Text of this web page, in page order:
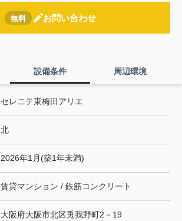
無料 お問い合わせ
設備条件 周辺環境
セレニテ東梅田アリエ
北
2026年1月(築1年未満)
賃貸マンション / 鉄筋コンクリート
大阪府大阪市北区兎我野町2－19